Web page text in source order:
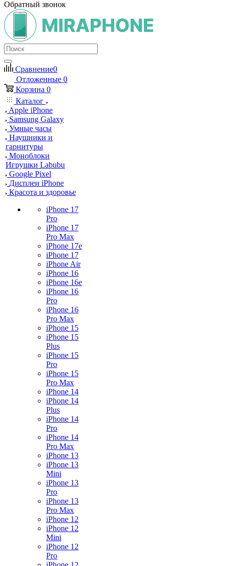
Обратный звонок
Сравнение0
Отложенные 0
Корзина 0
Каталог
Apple iPhone
Samsung Galaxy
Умные часы
Наушники и
гарнитуры
Моноблоки
Игрушки Labubu
Google Pixel
Дисплеи iPhone
Красота и здоровье
iPhone 17
Pro
iPhone 17
Pro Max
iPhone 17e
iPhone 17
iPhone Air
iPhone 16
iPhone 16e
iPhone 16
Pro
iPhone 16
Pro Max
iPhone 15
iPhone 15
Plus
iPhone 15
Pro
iPhone 15
Pro Max
iPhone 14
iPhone 14
Plus
iPhone 14
Pro
iPhone 14
Pro Max
iPhone 13
iPhone 13
Mini
iPhone 13
Pro
iPhone 13
Pro Max
iPhone 12
iPhone 12
Mini
iPhone 12
Pro